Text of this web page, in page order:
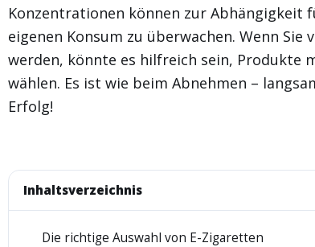
Konzentrationen können zur Abhängigkeit
eigenen Konsum zu überwachen. Wenn Sie
werden, könnte es hilfreich sein, Produkte
wählen. Es ist wie beim Abnehmen –
Erfolg!
Inhaltsverzeichnis
Die richtige Auswahl von E-Zigaretten